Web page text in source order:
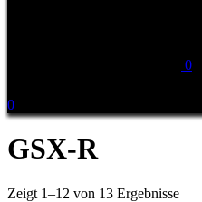
0
0
GSX-R
Zeigt 1–12 von 13 Ergebnisse